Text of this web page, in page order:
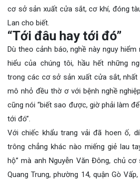
cơ sở sản xuất cửa sắt, cơ khí, đóng
Lan cho biết.
“Tới đâu hay tới đó”
Dù theo cảnh báo, nghề này nguy hiểm
hiểu của chúng tôi, hầu hết những
trong các cơ sở sản xuất cửa sắt,
mô nhỏ đều thờ ơ với bệnh nghề
cũng nói “biết sao được, giờ phải làm
tới đó”.
Với chiếc khẩu trang vải đã hoen ố,
trông chẳng khác nào miếng giẻ lau
hộ” mà anh Nguyễn Văn Đông, chủ
Quang Trung, phường 14, quận Gò